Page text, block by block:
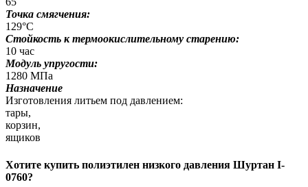
Точка смягчения:
129°C
Стойкость к термоокислительному старению:
10 час
Модуль упругости:
1280 МПа
Назначение
Изготовления литьем под давлением:
тары,
корзин,
ящиков
Хотите купить полиэтилен низкого давления Шуртан I-
0760?